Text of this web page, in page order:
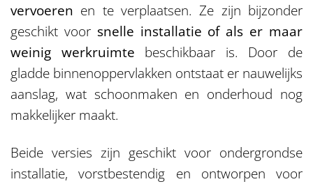
vervoeren en te verplaatsen. Ze zijn bijzonder
geschikt voor snelle installatie of als er maar
weinig werkruimte beschikbaar is. Door de
gladde binnenoppervlakken ontstaat er nauwelijks
aanslag, wat schoonmaken en onderhoud nog
makkelijker maakt.
Beide versies zijn geschikt voor ondergrondse
installatie, vorstbestendig en ontworpen voor